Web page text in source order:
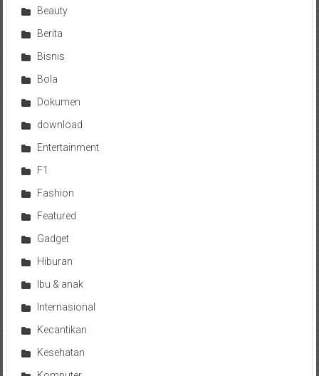
Beauty
Berita
Bisnis
Bola
Dokumen
download
Entertainment
F1
Fashion
Featured
Gadget
Hiburan
Ibu & anak
Internasional
Kecantikan
Kesehatan